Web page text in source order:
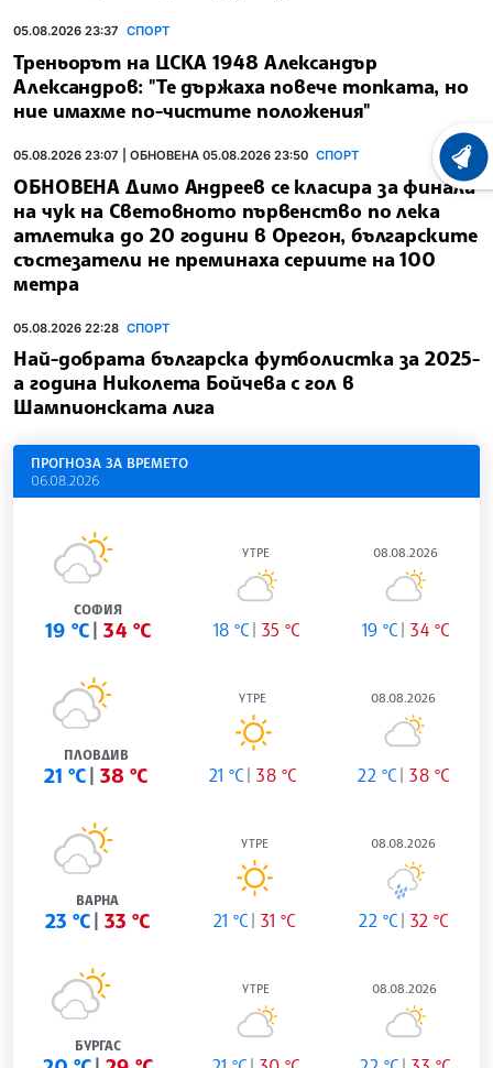
05.08.2026 23:37 СПОРТ
Треньорът на ЦСКА 1948 Александър
Александров: "Те държаха повече топката, но
ние имахме по-чистите положения"
05.08.2026 23:07 | ОБНОВЕНА 05.08.2026 23:50 СПОРТ
ОБНОВЕНА Димо Андреев се класира за финала
на чук на Световното първенство по лека
атлетика до 20 години в Орегон, българските
състезатели не преминаха сериите на 100
метра
05.08.2026 22:28 СПОРТ
Най-добрата българска футболистка за 2025-
а година Николета Бойчева с гол в
Шампионската лига
ПРОГНОЗА ЗА ВРЕМЕТО
06.08.2026
СОФИЯ
19 °C 34 °C
УТРЕ
18 °C 35 °C
08.08.2026
19 °C 34 °C
ПЛОВДИВ
21 °C 38 °C
УТРЕ
21 °C 38 °C
08.08.2026
22 °C 38 °C
ВАРНА
23 °C 33 °C
УТРЕ
21 °C 31 °C
08.08.2026
22 °C 32 °C
БУРГАС
УТРЕ 08.08.2026